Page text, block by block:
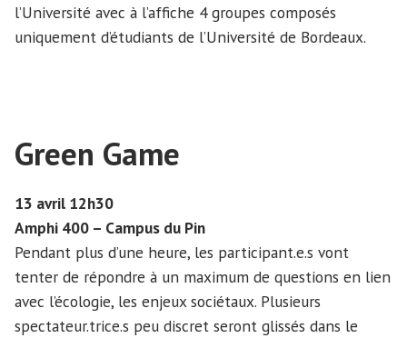
l’Université avec à l’affiche 4 groupes composés
uniquement d’étudiants de l’Université de Bordeaux.
Green Game
13 avril 12h30
Amphi 400 – Campus du Pin
Pendant plus d’une heure, les participant.e.s vont
tenter de répondre à un maximum de questions en lien
avec l’écologie, les enjeux sociétaux. Plusieurs
spectateur.trice.s peu discret seront glissés dans le